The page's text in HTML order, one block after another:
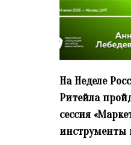
На Неделе
Ритейла
сессия
инструменты